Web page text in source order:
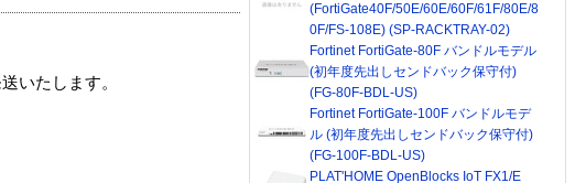
いたします。
(FortiGate40F/50E/60E/60F/61F/80E/8
0F/FS-108E) (SP-RACKTRAY-02)
Fortinet FortiGate-80F バンドルモデル
(初年度先出しセンドバック保守付)
(FG-80F-BDL-US)
Fortinet FortiGate-100F バンドルモデ
ル (初年度先出しセンドバック保守付)
(FG-100F-BDL-US)
PLAT'HOME OpenBlocks IoT FX1/E